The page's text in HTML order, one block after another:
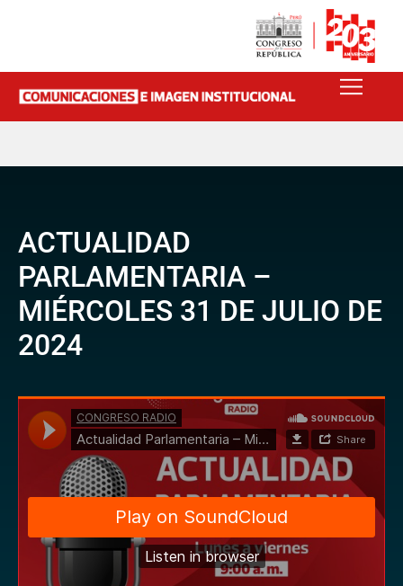
ACTUALIDAD
PARLAMENTARIA –
MIÉRCOLES 31 DE JULIO DE
2024